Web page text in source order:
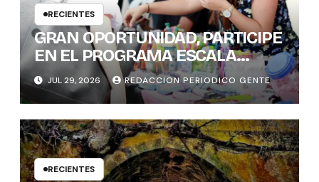
RECIENTES
GRAN OPORTUNIDAD, PARTICIPE
EN EL PROGRAMA ESCALA
PYME SOSTENIBLE
JUL 29, 2026 REDACCION PERIODICO GENTE
RECIENTES